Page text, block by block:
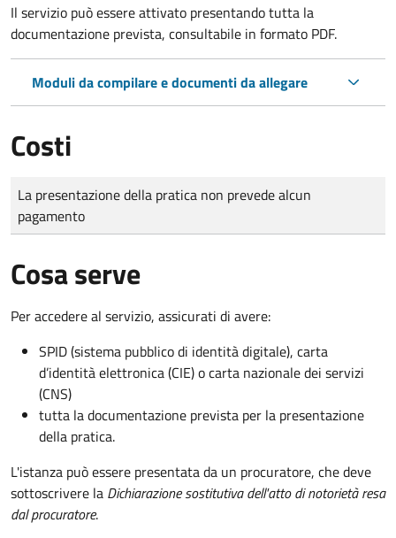
Il servizio può essere attivato presentando tutta la
documentazione prevista, consultabile in formato PDF.
Moduli da compilare e documenti da allegare
Costi
Tipo di pagamento
Importo
La presentazione della pratica non prevede alcun
pagamento
Cosa serve
Per accedere al servizio, assicurati di avere:
SPID (sistema pubblico di identità digitale), carta
d’identità elettronica (CIE) o carta nazionale dei servizi
(CNS)
tutta la documentazione prevista per la presentazione
della pratica.
L'istanza può essere presentata da un procuratore, che deve
sottoscrivere la Dichiarazione sostitutiva dell'atto di notorietà resa
dal procuratore.